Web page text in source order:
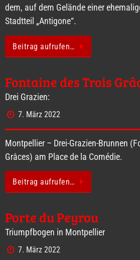
dem, auf dem Gelände einer
Stadtteil „Antigone“.
Beitrag aufrufen…
Fontaine des Trois
Drei Grazien:
7. März 2022
Montpellier – Drei-Grazien-Brunnen
Grâces) am Place de la Comédie.
Beitrag aufrufen…
Porte du Peyrou
Triumpfbogen in Montpellier
7. März 2022